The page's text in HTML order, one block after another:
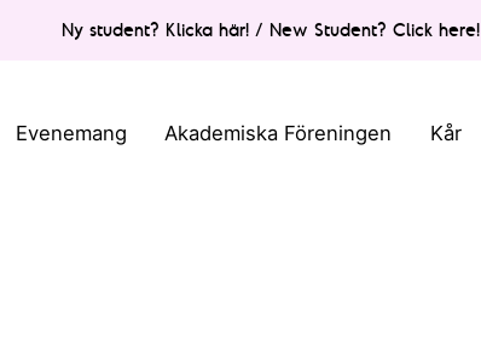
Ny student? Klicka här! / New Student? Click here!
Evenemang Akademiska Föreningen Kår